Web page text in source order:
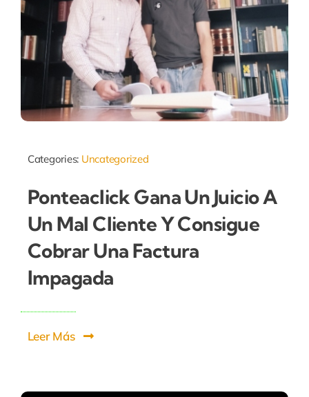
Categories: Uncategorized
Ponteaclick Gana Un Juicio A
Un Mal Cliente Y Consigue
Cobrar Una Factura
Impagada
Leer Más